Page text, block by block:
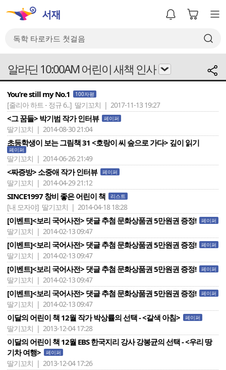
알라딘 10:00AM 어린이 새책 인사
You’re still my No.1 100자평
[줄리아 하트 - 정규 6..] 딸기꼬치 | 2017-11-13 19:27
<그 꿈들> 박기범 작가 인터뷰 페이퍼
딸기꼬치 | 2014-08-30 21:04
초등학생이 보는 그림책 31 <호랑이 씨 숲으로 가다> 깊이 읽기
페이퍼
딸기꼬치 | 2014-06-26 21:49
<짜증방> 소중애 작가 인터뷰 페이퍼
딸기꼬치 | 2014-04-29 21:12
SINCE1997 창비 좋은 어린이 책 리스트
[내 모자야] 딸기꼬치 | 2014-04-18 18:28
[이벤트]<보리 국어사전> 댓글 추첨 문화상품권 5만원권 증정! 페이퍼
딸기꼬치 | 2014-02-13 09:47
[이벤트]<보리 국어사전> 댓글 추첨 문화상품권 5만원권 증정! 페이퍼
딸기꼬치 | 2014-02-13 09:47
[이벤트]<보리 국어사전> 댓글 추첨 문화상품권 5만원권 증정! 페이퍼
딸기꼬치 | 2014-02-13 09:47
[이벤트]<보리 국어사전> 댓글 추첨 문화상품권 5만원권 증정! 페이퍼
딸기꼬치 | 2014-02-13 09:47
이달의 어린이 책 12월 작가 박상률의 선택 - <갈색 아침> 페이퍼
딸기꼬치 | 2013-12-04 17:28
이달의 어린이 책 12월 EBS 한국지리 강사 강봉균의 선택 - <우리 땅
기차 여행>
페이퍼
딸기꼬치 | 2013-12-04 17:26